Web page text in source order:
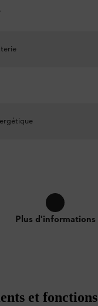
Plus d'informations
et fonctions